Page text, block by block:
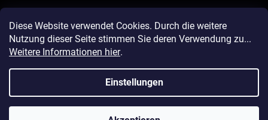
Diese Website verwendet Cookies. Durch die weitere
Nutzung dieser Seite stimmen Sie deren Verwendung zu...
Weitere Informationen hier.
Einstellungen
Instagram
Erstellt von Shoptet
Copyright 2026ELEVEN sportswear. Alle Rechte vorbehalten.